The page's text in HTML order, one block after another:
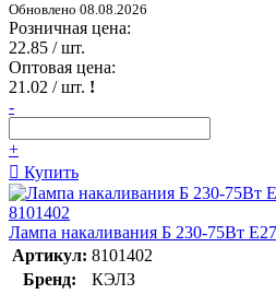
Обновлено 08.08.2026
Розничная цена:
22.85 / шт.
Оптовая цена:
21.02 / шт. !
-
+
Купить
Лампа накаливания Б 230-75Вт
Артикул: 8101402
Бренд:
КЭЛЗ